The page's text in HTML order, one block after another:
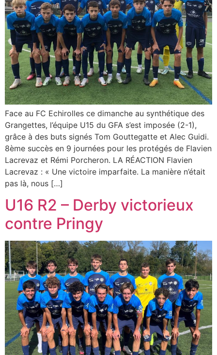
Face au FC Echirolles ce dimanche au synthétique des
Grangettes, l’équipe U15 du GFA s’est imposée (2-1),
grâce à des buts signés Tom Gouttegatte et Alec Guidi.
8ème succès en 9 journées pour les protégés de Flavien
Lacrevaz et Rémi Porcheron. LA RÉACTION Flavien
Lacrevaz : « Une victoire imparfaite. La manière n’était
pas là, nous […]
U16 R2 – Derby victorieux
contre Pringy